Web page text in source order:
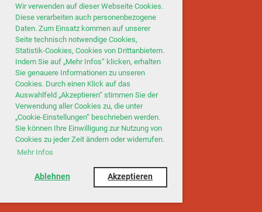
Wir verwenden auf dieser Webseite Cookies.
Diese verarbeiten auch personenbezogene
Daten. Zum Einsatz kommen auf unserer
Seite technisch notwendige Cookies,
Statistik-Cookies, Cookies von Drittanbietern.
Indem Sie auf „Mehr Infos“ klicken, erhalten
Sie genauere Informationen zu unseren
Cookies. Durch einen Klick auf das
Auswahlfeld „Akzeptieren“ stimmen Sie der
Verwendung aller Cookies zu, die unter
„Cookie-Einstellungen“ beschrieben werden.
Sie können Ihre Einwilligung zur Nutzung von
Cookies zu jeder Zeit ändern oder widerrufen.
Mehr Infos
Ablehnen Akzeptieren